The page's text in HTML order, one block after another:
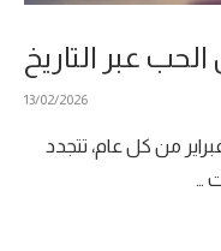
عبر التاريخ
13/02/2026
من كل عام، تتجدد
…